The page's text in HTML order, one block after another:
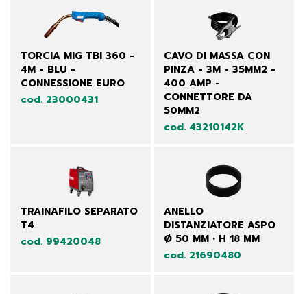
TORCIA MIG TBI 360 -
4M - BLU -
CONNESSIONE EURO
cod. 23000431
CAVO DI MASSA CON
PINZA - 3M - 35MM2 -
400 AMP -
CONNETTORE DA
50MM2
cod. 43210142K
TRAINAFILO SEPARATO
T4
cod. 99420048
ANELLO
DISTANZIATORE ASPO
Ø 50 MM • H 18 MM
cod. 21690480